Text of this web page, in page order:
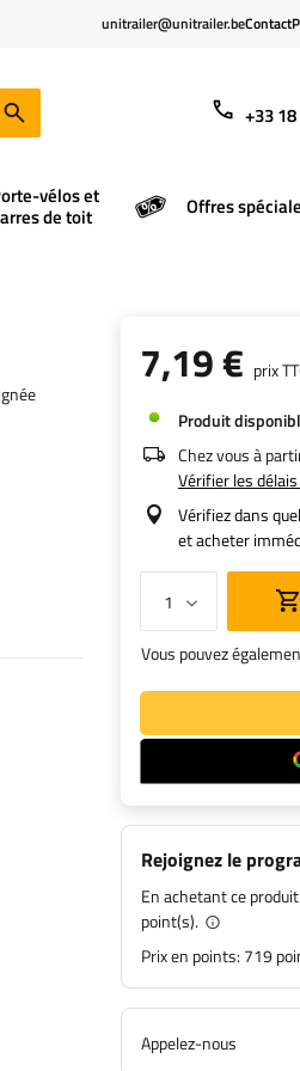
unitrailer@unitrailer.beContact
+33
vélos et
de toit Offres
7,19 € prix
Produit
Chez vous à
Vérifier les
Vérifiez dans
et acheter
Vous pouvez
Rejoignez le
En achetant ce
point(s).
Prix en points: 719
Appelez-nous